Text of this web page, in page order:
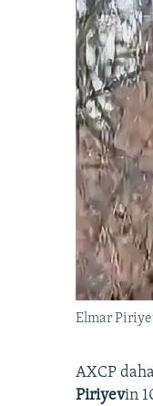
Elmar
AXCP
Piriyevin